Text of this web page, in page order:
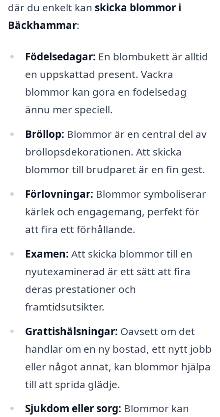
där du enkelt kan skicka blommor i
Bäckhammar:
Födelsedagar: En blombukett är alltid
en uppskattad present. Vackra
blommor kan göra en födelsedag
ännu mer speciell.
Bröllop: Blommor är en central del av
bröllopsdekorationen. Att skicka
blommor till brudparet är en fin gest.
Förlovningar: Blommor symboliserar
kärlek och engagemang, perfekt för
att fira ett förhållande.
Examen: Att skicka blommor till en
nyutexaminerad är ett sätt att fira
deras prestationer och
framtidsutsikter.
Grattishälsningar: Oavsett om det
handlar om en ny bostad, ett nytt jobb
eller något annat, kan blommor hjälpa
till att sprida glädje.
Sjukdom eller sorg: Blommor kan